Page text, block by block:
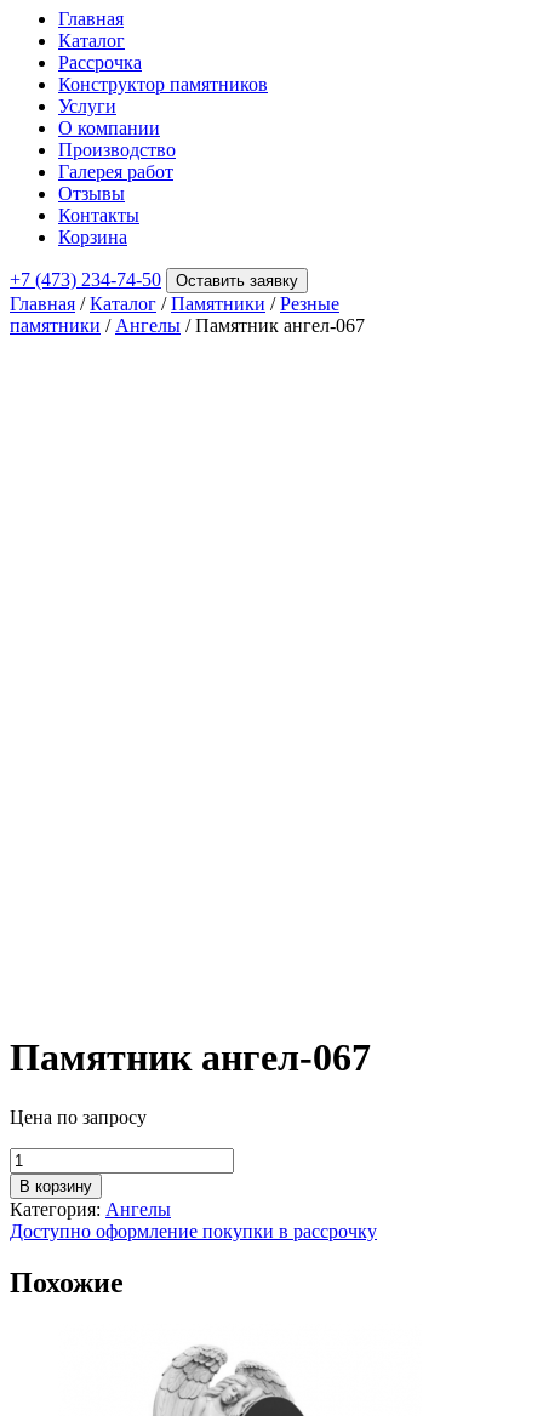
Главная
Каталог
Рассрочка
Конструктор памятников
Услуги
О компании
Производство
Галерея работ
Отзывы
Контакты
Корзина
+7 (473) 234-74-50 Оставить заявку
Главная /Каталог /Памятники /Резные
памятники / Ангелы / Памятник ангел-067
Памятник ангел-067
Цена по запросу
Количество
товара
Памятник
ангел-067
В корзину
Категория: Ангелы
Доступно оформление покупки в рассрочку
Похожие